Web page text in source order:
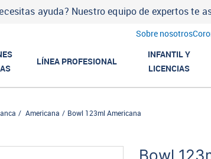
ayuda? Nuestro equipo de expertos te
Sobre nosotros
LÍNEA PROFESIONAL
INFANTIL Y
LICENCIAS
Americana Bowl 123ml Americana
Bowl